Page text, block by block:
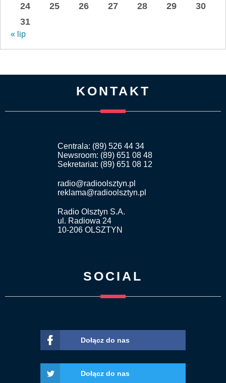
24
25 26 27 28 29
30
31
« lip
KONTAKT
Centrala: (89) 526 44 34
Newsroom: (89) 651 08 48
Sekretariat: (89) 651 08 12
radio@radioolsztyn.pl
reklama@radioolsztyn.pl
Radio Olsztyn S.A.
ul. Radiowa 24
10-206 OLSZTYN
SOCIAL
Dołącz do nas
Dołącz do nas